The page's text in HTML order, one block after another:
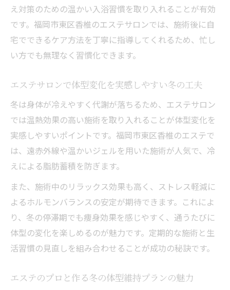
え対策のための温かい入浴習慣を取り入れることが有効
です。福岡市東区香椎のエステサロンでは、施術後に自
宅でできるケア方法を丁寧に指導してくれるため、忙し
い方でも無理なく習慣化できます。
エステサロンで体型変化を実感しやすい冬の工夫
冬は身体が冷えやすく代謝が落ちるため、エステサロン
では温熱効果の高い施術を取り入れることが体型変化を
実感しやすいポイントです。福岡市東区香椎のエステで
は、遠赤外線や温かいジェルを用いた施術が人気で、冷
えによる脂肪蓄積を防ぎます。
また、施術中のリラックス効果も高く、ストレス軽減に
よるホルモンバランスの安定が期待できます。これによ
り、冬の停滞期でも痩身効果を感じやすく、通うたびに
体型の変化を楽しめるのが魅力です。定期的な施術と生
活習慣の見直しを組み合わせることが成功の秘訣です。
エステのプロと作る冬の体型維持プランの魅力